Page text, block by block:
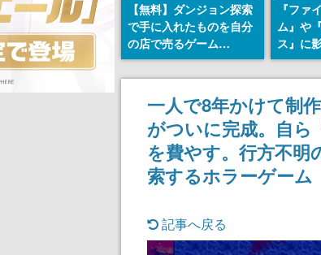
【無料】ダンジョン探索
で手に入れたものを自分
の店で売るゲーム
『Moonlighter』が
Steamにて無料配布中！
続編『Moonlighter 2』
の9月2日正式リリースを
記念したキャンペーン
『ファ
ム』や
ス』に
戦略
Path』
へ。
PS5、
けにリ
一人で8年かけて制
がついに完成。自ら
を費やす。行方不明
索するホラーゲーム
記事へ戻る